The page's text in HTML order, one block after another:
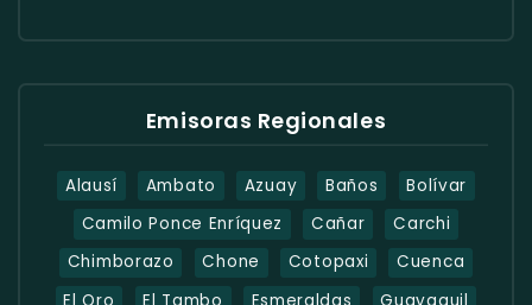
Emisoras Regionales
Alausí Ambato Azuay Baños
Bolívar
Camilo Ponce Enríquez
Cañar
Carchi
Chimborazo
Chone Cotopaxi
Cuenca
El Oro
El Tambo Esmeraldas Guayaquil